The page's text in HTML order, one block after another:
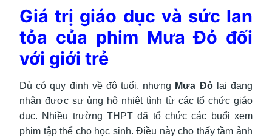
Giá trị giáo dục và sức lan
tỏa của phim Mưa Đỏ đối
với giới trẻ
Dù có quy định về độ tuổi, nhưng Mưa Đỏlại đang
nhận được sự ủng hộ nhiệt tình từ các tổ chức giáo
dục. Nhiều trường THPT đã tổ chức các buổi xem
phim tập thể cho học sinh. Điều này cho thấy tầm ảnh